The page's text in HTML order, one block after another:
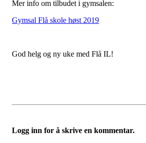
Mer info om tilbudet i gymsalen:
Gymsal Flå skole høst 2019
God helg og ny uke med Flå IL!
Logg inn for å skrive en kommentar.